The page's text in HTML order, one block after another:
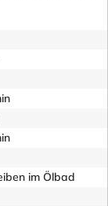
im Ölbad